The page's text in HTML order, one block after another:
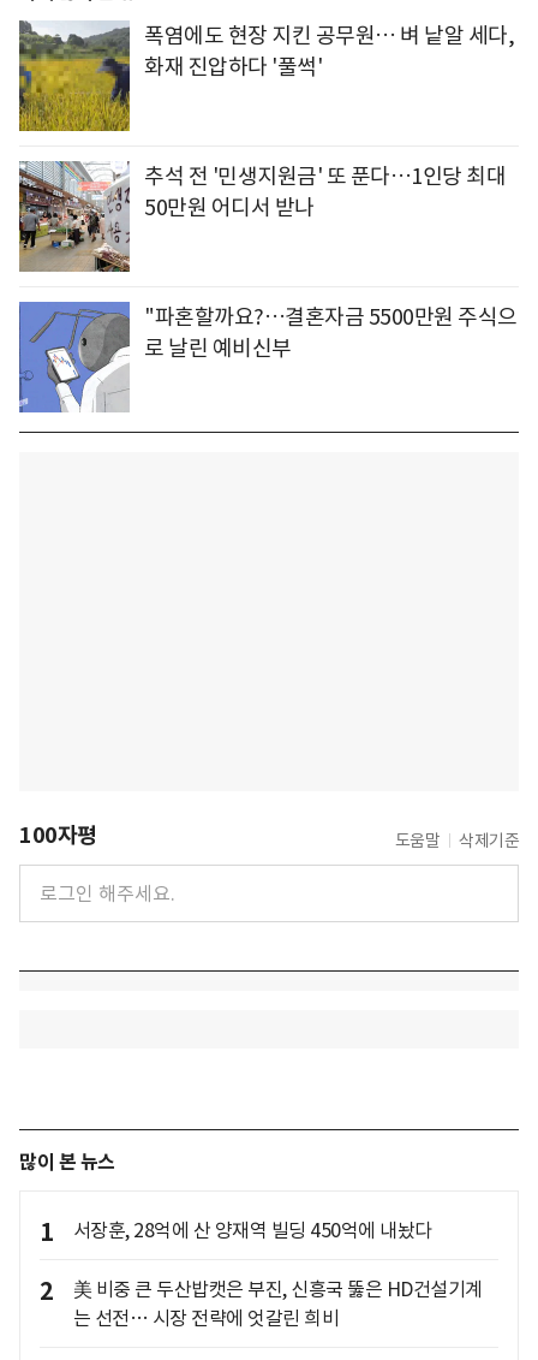
폭염에도 현장 지킨 공무원… 벼 낱알 세다,
화재 진압하다 '풀썩'
추석 전 '민생지원금' 또 푼다…1인당 최대
50만원 어디서 받나
"파혼할까요?…결혼자금 5500만원 주식으
로 날린 예비신부
100자평 도움말 삭제기준
많이 본 뉴스
1 서장훈, 28억에 산 양재역 빌딩 450억에 내놨다
2
美 비중 큰 두산밥캣은 부진, 신흥국 뚫은 HD건설기계
는 선전… 시장 전략에 엇갈린 희비